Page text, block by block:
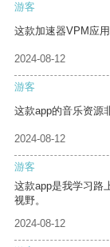
游客
这款加速器VPM应
2024-08-12
游客
这款app的音乐资源
2024-08-12
游客
这款app是我学习路
视野。
2024-08-12